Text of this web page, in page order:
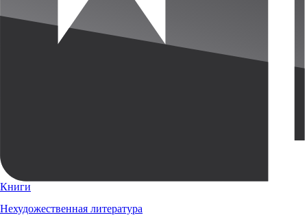
Книги
Нехудожественная литература